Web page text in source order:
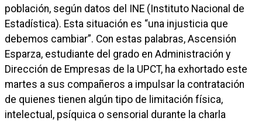
población, según datos del INE (Instituto Nacional de
Estadística). Esta situación es “una injusticia que
debemos cambiar”. Con estas palabras, Ascensión
Esparza, estudiante del grado en Administración y
Dirección de Empresas de la UPCT, ha exhortado este
martes a sus compañeros a impulsar la contratación
de quienes tienen algún tipo de limitación física,
intelectual, psíquica o sensorial durante la charla